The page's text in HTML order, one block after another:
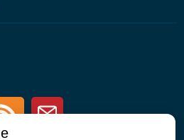
RSS Newsletter